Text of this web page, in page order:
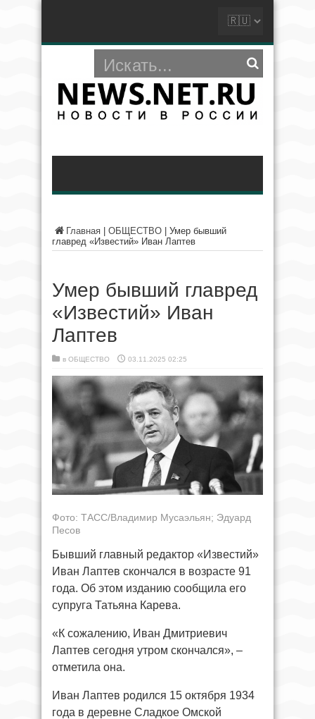
Главная ОБЩЕСТВО
Умер бывший
главред «Известий» Иван Лаптев
Умер бывший главред
«Известий» Иван
Лаптев
в ОБЩЕСТВО 03.11.2025 02:25
Фото: ТАСС/Владимир Мусаэльян; Эдуард
Песов
Бывший главный редактор «Известий»
Иван Лаптев скончался в возрасте 91
года. Об этом изданию сообщила его
супруга Татьяна Карева.
«К сожалению, Иван Дмитриевич
Лаптев сегодня утром скончался», –
отметила она.
Иван Лаптев родился 15 октября 1934
года в деревне Сладкое Омской